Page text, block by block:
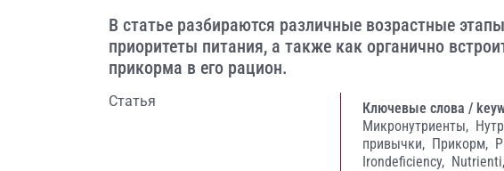
В статье разбираются различные возрастные
приоритеты питания, а также как органично
прикорма в его рацион.
Статья Ключевые слова /
Микронутриенты,
привычки, Прикорм,
Irondeficiency, Nutrienti,